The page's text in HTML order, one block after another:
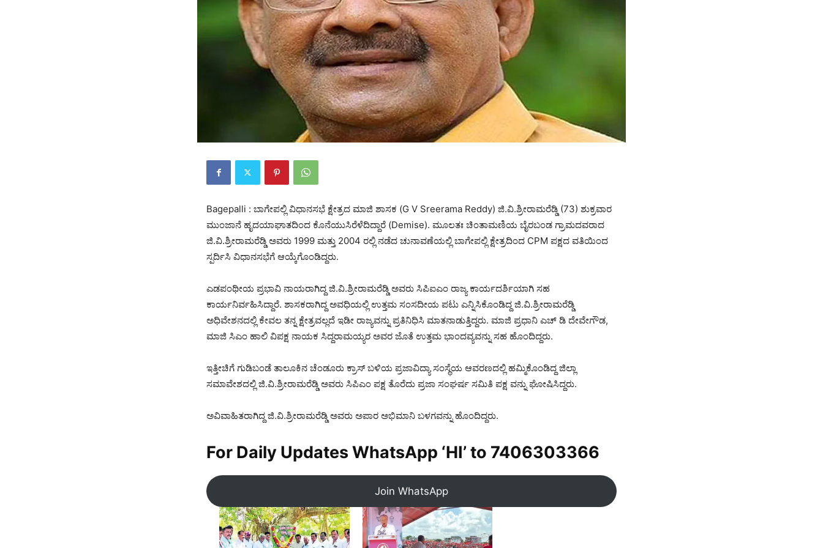
Bagepalli : ಬಾಗೇಪಲ್ಲಿ ವಿಧಾನಸಭೆ ಕ್ಷೇತ್ರದ ಮಾಜಿ ಶಾಸಕ (G V Sreerama Reddy) ಜಿ.ವಿ.ಶ್ರೀರಾಮರೆಡ್ಡಿ (73) ಶುಕ್ರವಾರ
ಮುಂಜಾನೆ ಹೃದಯಾಘಾತದಿಂದ ಕೊನೆಯುಸಿರೆಳೆದಿದ್ದಾರೆ (Demise). ಮೂಲತಃ ಚಿಂತಾಮಣಿಯ ಬೈರಬಂಡ ಗ್ರಾಮದವರಾದ
ಜಿ.ವಿ.ಶ್ರೀರಾಮರೆಡ್ಡಿ ಅವರು 1999 ಮತ್ತು 2004 ರಲ್ಲಿ ನಡೆದ ಚುನಾವಣೆಯಲ್ಲಿ ಬಾಗೇಪಲ್ಲಿ ಕ್ಷೇತ್ರದಿಂದ CPM ಪಕ್ಷದ ವತಿಯಿಂದ
ಸ್ಪರ್ದಿಸಿ ವಿಧಾನಸಭೆಗೆ ಆಯ್ಕೆಗೊಂಡಿದ್ದರು.
ಎಡಪಂಥೀಯ ಪ್ರಭಾವಿ ನಾಯರಾಗಿದ್ದ ಜಿ.ವಿ.ಶ್ರೀರಾಮರೆಡ್ಡಿ ಅವರು ಸಿಪಿಐಎಂ ರಾಜ್ಯ ಕಾರ್ಯದರ್ಶಿಯಾಗಿ ಸಹ
ಕಾರ್ಯನಿರ್ವಹಿಸಿದ್ದಾರೆ. ಶಾಸಕರಾಗಿದ್ದ ಅವಧಿಯಲ್ಲಿ ಉತ್ತಮ ಸಂಸದೀಯ ಪಟು ಎನ್ನಿಸಿಕೊಂಡಿದ್ದ ಜಿ.ವಿ.ಶ್ರೀರಾಮರೆಡ್ಡಿ
ಅಧಿವೇಶನದಲ್ಲಿ ಕೇವಲ ತನ್ನ ಕ್ಷೇತ್ರವಲ್ಲದೆ ಇಡೀ ರಾಜ್ಯವನ್ನು ಪ್ರತಿನಿಧಿಸಿ ಮಾತನಾಡುತ್ತಿದ್ದರು. ಮಾಜಿ ಪ್ರಧಾನಿ ಎಚ್​ ಡಿ ದೇವೇಗೌಡ,
ಮಾಜಿ ಸಿಎಂ ಹಾಲಿ ವಿಪಕ್ಷ ನಾಯಕ ಸಿದ್ದರಾಮಯ್ಯರ ಅವರ ಜೊತೆ ಉತ್ತಮ ಭಾಂದವ್ಯವನ್ನು ಸಹ ಹೊಂದಿದ್ದರು.
ಇತ್ತೀಚಿಗೆ ಗುಡಿಬಂಡೆ ತಾಲೂಕಿನ ಚೆಂಡೂರು ಕ್ರಾಸ್‌ ಬಳಿಯ ಪ್ರಜಾವಿದ್ಯಾ ಸಂಸ್ಥೆಯ ಆವರಣದಲ್ಲಿ ಹಮ್ಮಿಕೊಂಡಿದ್ದ ಜಿಲ್ಲಾ
ಸಮಾವೇಶದಲ್ಲಿ ಜಿ.ವಿ.ಶ್ರೀರಾಮರೆಡ್ಡಿ ಅವರು ಸಿಪಿಎಂ ಪಕ್ಷ ತೊರೆದು ಪ್ರಜಾ ಸಂಘರ್ಷ ಸಮಿತಿ ಪಕ್ಷ ವನ್ನು ಘೋಷಿಸಿದ್ದರು.
ಅವಿವಾಹಿತರಾಗಿದ್ದ ಜಿ.ವಿ.ಶ್ರೀರಾಮರೆಡ್ಡಿ ಅವರು ಅಪಾರ ಅಭಿಮಾನಿ ಬಳಗವನ್ನು ಹೊಂದಿದ್ದರು.
For Daily Updates WhatsApp ‘HI’ to 7406303366
Join WhatsApp